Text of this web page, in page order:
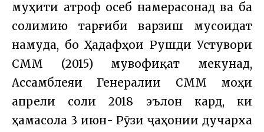
муҳити атроф осеб намерасонад ва ба
солимию тарғиби варзиш мусоидат
намуда, бо Ҳадафҳои Рушди Устувори
СММ (2015) мувофиқат мекунад,
Ассамблеяи Генералии СММ моҳи
апрели соли 2018 эълон кард, ки
ҳамасола 3 июн- Рӯзи ҷаҳонии дучарха